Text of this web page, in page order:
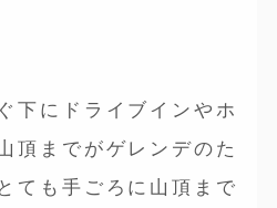
下にドライブインやホ
頂までがゲレンデのた
ても手ごろに山頂まで